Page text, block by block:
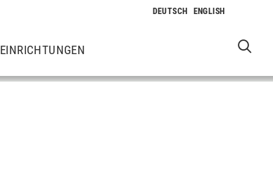
EINRICHTUNGEN